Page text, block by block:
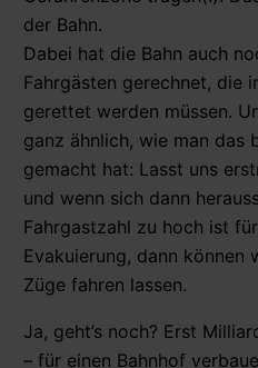
der Bahn.
Dabei hat die Bahn auch
Fahrgästen gerechnet, die
gerettet werden müssen.
ganz ähnlich, wie man das
gemacht hat: Lasst uns
und wenn sich dann
Fahrgastzahl zu hoch ist
Evakuierung, dann können
Züge fahren lassen.
Ja, geht’s noch? Erst
– für einen Bahnhof